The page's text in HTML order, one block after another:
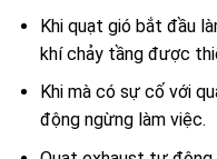
Khi quạt gió bắt đầu
khí chảy tầng được
Khi mà có sự cố với
động ngừng làm việc.